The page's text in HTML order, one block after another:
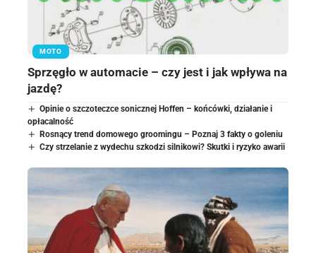
MOTO
Sprzęgło w automacie – czy jest i jak wpływa na
jazdę?
Opinie o szczoteczce sonicznej Hoffen – końcówki, działanie i
opłacalność
Rosnący trend domowego groomingu – Poznaj 3 fakty o goleniu
Czy strzelanie z wydechu szkodzi silnikowi? Skutki i ryzyko awarii